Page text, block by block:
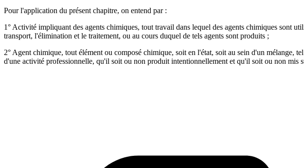
Pour l'application du présent chapitre, on entend par :
1° Activité impliquant des agents chimiques, tout travail dans lequel des agents chimiques sont
transport, l'élimination et le traitement, ou au cours duquel de tels agents sont produits ;
2° Agent chimique, tout élément ou composé chimique, soit en l'état, soit au sein d'un mélange,
d'une activité professionnelle, qu'il soit ou non produit intentionnellement et qu'il soit ou non mis